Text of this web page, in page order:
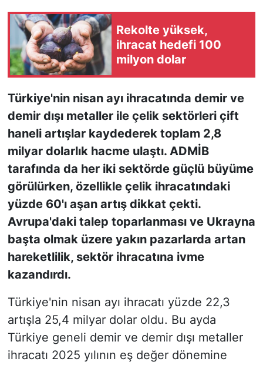
Rekolte yüksek,
ihracat hedefi 100
milyon dolar
Türkiye'nin nisan ayı ihracatında demir ve
demir dışı metaller ile çelik sektörleri çift
haneli artışlar kaydederek toplam 2,8
milyar dolarlık hacme ulaştı. ADMİB
tarafında da her iki sektörde güçlü büyüme
görülürken, özellikle çelik ihracatındaki
yüzde 60'ı aşan artış dikkat çekti.
Avrupa'daki talep toparlanması ve Ukrayna
başta olmak üzere yakın pazarlarda artan
hareketlilik, sektör ihracatına ivme
kazandırdı.
Türkiye'nin nisan ayı ihracatı yüzde 22,3
artışla 25,4 milyar dolar oldu. Bu ayda
Türkiye geneli demir ve demir dışı metaller
ihracatı 2025 yılının eş değer dönemine
KONGRE HABERLERİ
KONGRE TAKVİMİ
BİYOGRAFİLER